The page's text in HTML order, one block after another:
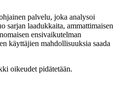
palvelu, joka analysoi
sarjan laadukkaita, ammattimaisen
ensivaikutelman
käyttäjien mahdollisuuksia saada
oikeudet pidätetään.